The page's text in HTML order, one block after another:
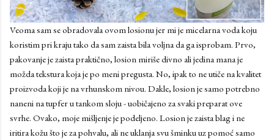
Veoma sam se obradovala ovom losionu jer mi je micelarna voda koju
koristim pri kraju tako da sam zaista bila voljna da ga isprobam. Prvo,
pakovanje je zaista praktično, losion miriše divno ali jedina mana je
možda tekstura koja je po meni pregusta. No, ipak to ne utiče na kvalitet
proizvoda koji je na vrhunskom nivou. Dakle, losion je samo potrebno
naneni na tupfer u tankom sloju - uobičajeno za svaki preparat ove
svrhe. Ovako, moje mišljenje je podeljeno. Losion je zaista blag i ne
iritira kožu što je za pohvalu, ali ne uklanja svu šminku uz pomoć samo